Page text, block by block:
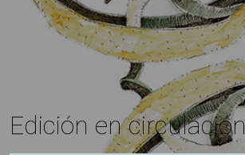
Edición en circulación